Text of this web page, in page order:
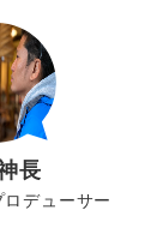
長
デューサー